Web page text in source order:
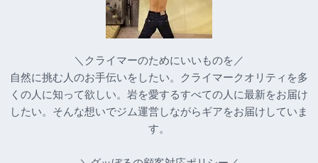
＼クライマーのためにいいものを／
自然に挑む人のお手伝いをしたい。クライマークオリティを多
くの人に知って欲しい。岩を愛するすべての人に最新をお届け
したい。そんな想いでジム運営しながらギアをお届けしていま
す。